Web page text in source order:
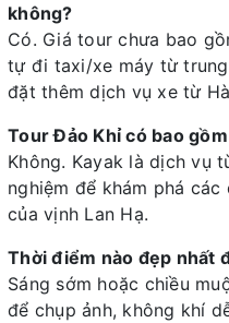
không?
Có. Giá tour chưa bao
tự đi taxi/xe máy từ trung
đặt thêm dịch vụ xe từ
Tour Đảo Khỉ có bao
Không. Kayak là dịch vụ
nghiệm để khám phá
của vịnh Lan Hạ.
Thời điểm nào đẹp nhất
Sáng sớm hoặc chiều
để chụp ảnh, không khí